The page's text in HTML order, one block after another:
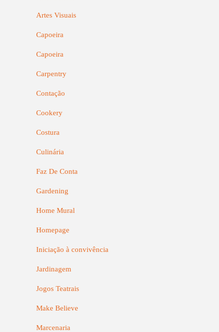
Artes Visuais
Capoeira
Capoeira
Carpentry
Contação
Cookery
Costura
Culinária
Faz De Conta
Gardening
Home Mural
Homepage
Iniciação à convivência
Jardinagem
Jogos Teatrais
Make Believe
Marcenaria